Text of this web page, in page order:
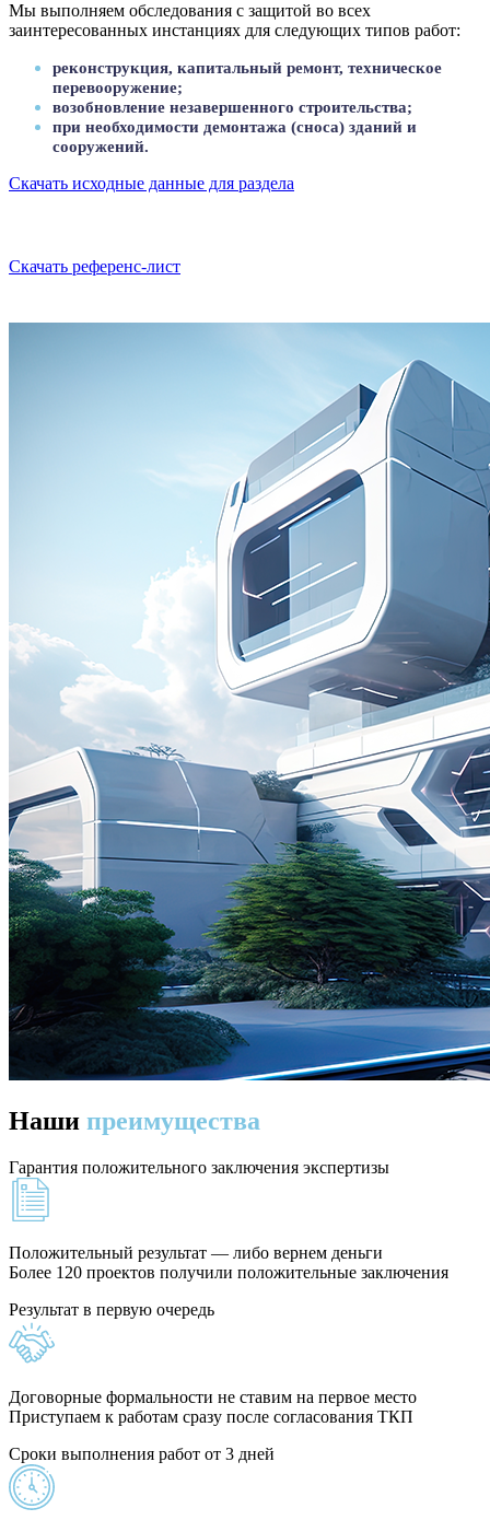
Мы выполняем обследования с защитой во всех
заинтересованных инстанциях для следующих типов работ:
реконструкция, капитальный ремонт, техническое
перевооружение;
возобновление незавершенного строительства;
при необходимости демонтажа (сноса) зданий и
сооружений.
Скачать исходные данные для раздела
Скачать референс-лист
Наши преимущества
Гарантия положительного заключения экспертизы
Положительный результат — либо вернем деньги
Более 120 проектов получили положительные заключения
Результат в первую очередь
Договорные формальности не ставим на первое место
Приступаем к работам сразу после согласования ТКП
Сроки выполнения работ от 3 дней